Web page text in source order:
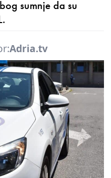
sumnje da su
Adria.tv